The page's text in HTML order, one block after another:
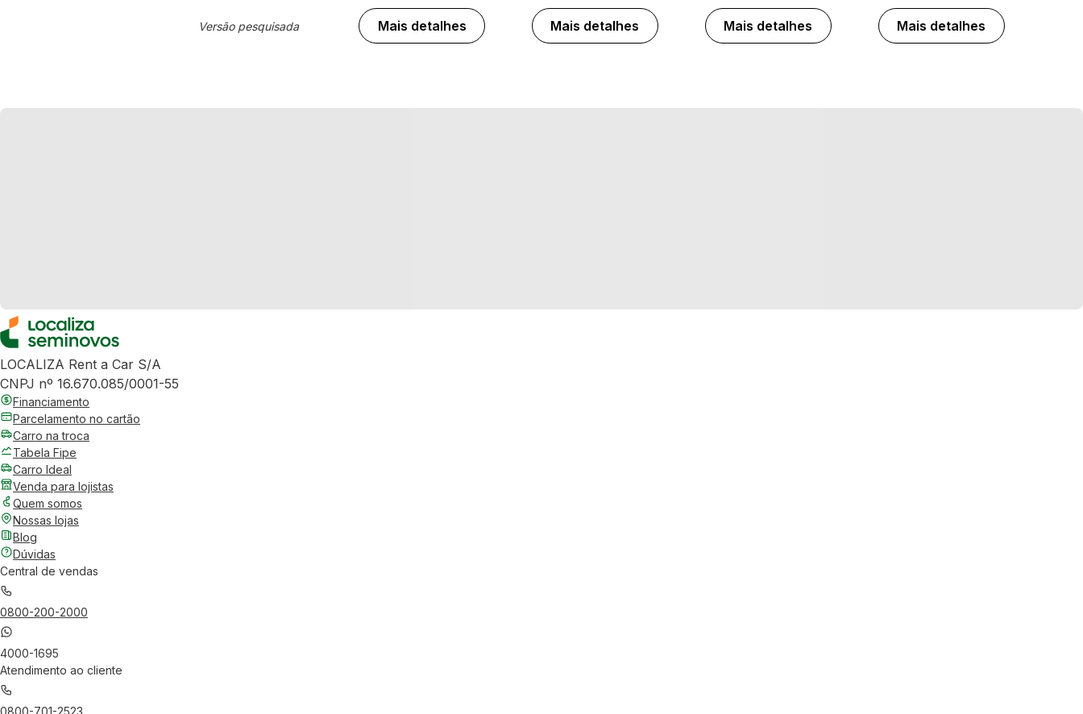
Versão pesquisada Mais detalhes Mais detalhes Mais detalhes Mais detalhes
LOCALIZA Rent a Car S/A
CNPJ nº 16.670.085/0001-55
Financiamento
Parcelamento no cartão
Carro na troca
Tabela Fipe
Carro Ideal
Venda para lojistas
Quem somos
Nossas lojas
Blog
Dúvidas
Central de vendas
0800-200-2000
4000-1695
Atendimento ao cliente
0800-701-2523